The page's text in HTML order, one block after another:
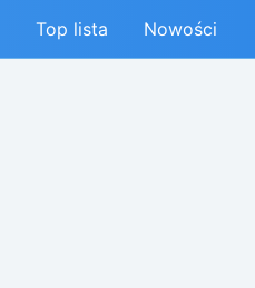
Top lista Nowości